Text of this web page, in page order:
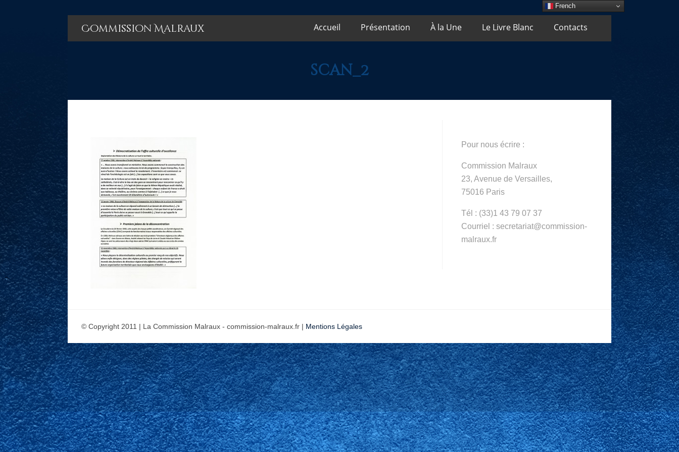
Commission Malraux Accueil Présentation À la Une Le Livre Blanc Contacts
scan_2
Pour nous écrire :
Commission Malraux
23, Avenue de Versailles,
75016 Paris
Tél : (33)1 43 79 07 37
Courriel : secretariat@commission-
malraux.fr
© Copyright 2011 | La Commission Malraux - commission-malraux.fr | Mentions Légales
French